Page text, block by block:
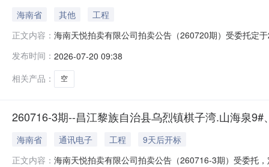
海南省 其他
工程
正文内容： 海南天悦拍卖有限公司拍卖公告（260720期）受委托定
见网络拍卖平台《拍卖公告》《竞买须知》。电话：
发布时间： 2026-07-20 09:38
相关产品：
空
260716-3期--昌江黎族自治县乌烈镇棋子湾.山海泉
海南省 通讯电子 工程
9天后开标
正文内容： 海南天悦拍卖有限公司拍卖公告（260716-3期）受委托